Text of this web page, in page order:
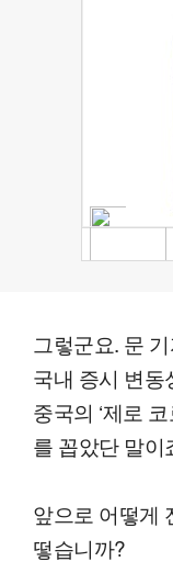
그렇군요. 문
국내 증시 변동
중국의 ‘제로
를 꼽았단 말이
앞으로 어떻게
떻습니까?